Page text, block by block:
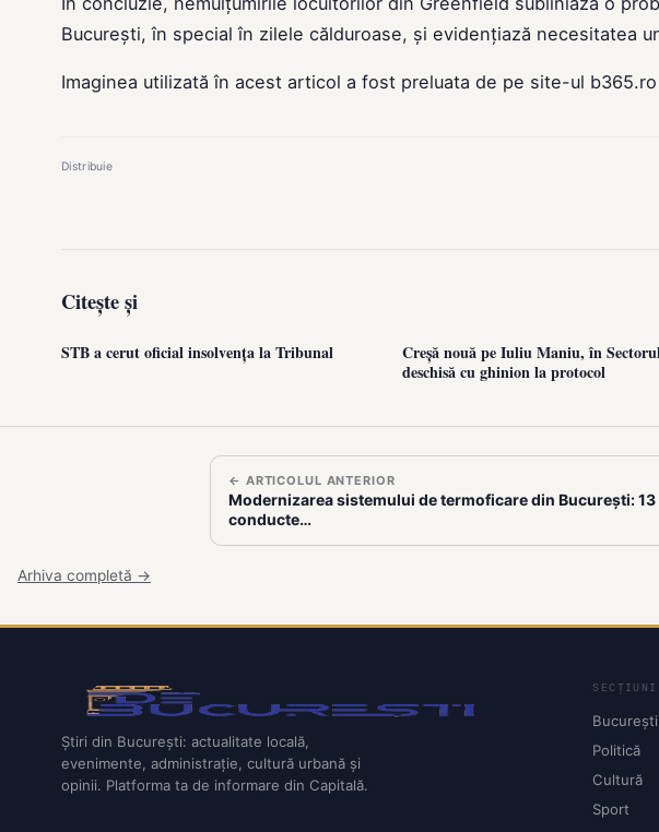
București, în special în zilele călduroase, și evidențiază necesitatea
Imaginea utilizată în acest articol a fost preluata de pe site-ul b365.ro
Distribuie
Citește și
STB a cerut oficial insolvența la Tribunal
Creșă nouă pe Iuliu Maniu, în
deschisă cu ghinion la protocol
← ARTICOLUL ANTERIOR
Modernizarea sistemului de termoficare din București: 13
conducte…
Arhiva completă →
Știri din București: actualitate locală,
evenimente, administrație, cultură urbană și
opinii. Platforma ta de informare din Capitală.
SECȚIUNI
București
Politică
Cultură
Sport